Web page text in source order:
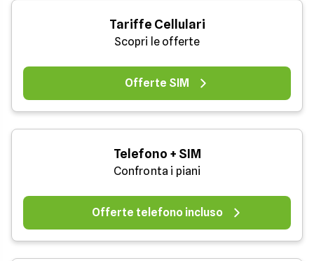
Tariffe Cellulari
Scopri le offerte
Offerte SIM
Telefono + SIM
Confronta i piani
Offerte telefono incluso